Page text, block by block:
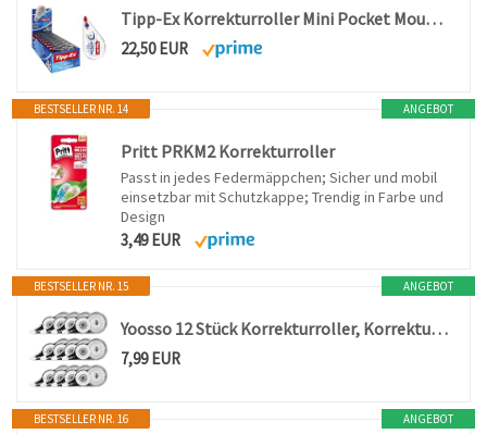
Tipp-Ex Korrekturroller Mini Pocket Mouse, 6m x 5mm, 10er Pack, Ideal für das Büro, das Home Office oder die Schule
22,50 EUR
ANGEBOT
BESTSELLER NR. 14
Pritt PRKM2 Korrekturroller
Passt in jedes Federmäppchen; Sicher und mobil
einsetzbar mit Schutzkappe; Trendig in Farbe und
Design
3,49 EUR
ANGEBOT
BESTSELLER NR. 15
Yoosso 12 Stück Korrekturroller, Korrekturbänder 12 m x 5 mm Korrekturmaus
7,99 EUR
ANGEBOT
BESTSELLER NR. 16